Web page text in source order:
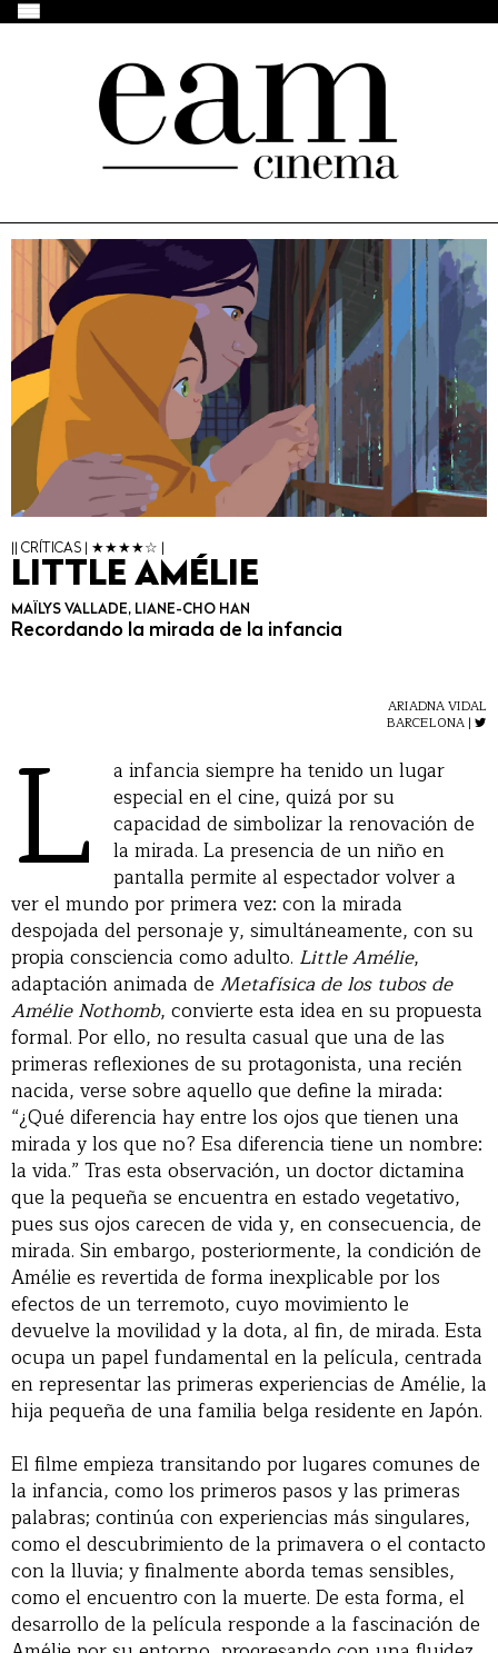
|| CRÍTICAS | ★★★★☆ |
LITTLE AMÉLIE
MAÏLYS VALLADE, LIANE-CHO HAN
Recordando la mirada de la infancia
ARIADNA VIDAL
BARCELONA |
L
a infancia siempre ha tenido un lugar
especial en el cine, quizá por su
capacidad de simbolizar la renovación de
la mirada. La presencia de un niño en
pantalla permite al espectador volver a
ver el mundo por primera vez: con la mirada
despojada del personaje y, simultáneamente, con su
propia consciencia como adulto. Little Amélie,
adaptación animada de Metafísica de los tubos de
Amélie Nothomb, convierte esta idea en su propuesta
formal. Por ello, no resulta casual que una de las
primeras reflexiones de su protagonista, una recién
nacida, verse sobre aquello que define la mirada:
“¿Qué diferencia hay entre los ojos que tienen una
mirada y los que no? Esa diferencia tiene un nombre:
la vida.” Tras esta observación, un doctor dictamina
que la pequeña se encuentra en estado vegetativo,
pues sus ojos carecen de vida y, en consecuencia, de
mirada. Sin embargo, posteriormente, la condición de
Amélie es revertida de forma inexplicable por los
efectos de un terremoto, cuyo movimiento le
devuelve la movilidad y la dota, al fin, de mirada. Esta
ocupa un papel fundamental en la película, centrada
en representar las primeras experiencias de Amélie, la
hija pequeña de una familia belga residente en Japón.
El filme empieza transitando por lugares comunes de
la infancia, como los primeros pasos y las primeras
palabras; continúa con experiencias más singulares,
como el descubrimiento de la primavera o el contacto
con la lluvia; y finalmente aborda temas sensibles,
como el encuentro con la muerte. De esta forma, el
desarrollo de la película responde a la fascinación de